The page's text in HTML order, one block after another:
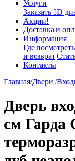
Услуги
Заказать 3D
Акции!
Доставка и
Информация
Где
и возврат
Контакты
Главная/Двери /
Дверь
см Гарда